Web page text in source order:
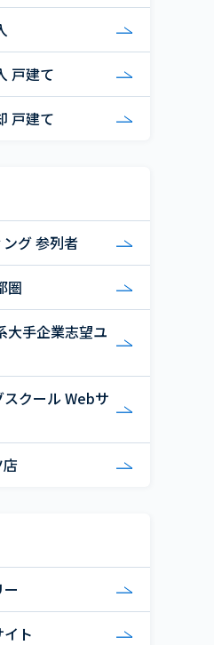
戸建て
戸建て
ング 参列者
圏
大手企業志望ユ
スクール Webサ
イト